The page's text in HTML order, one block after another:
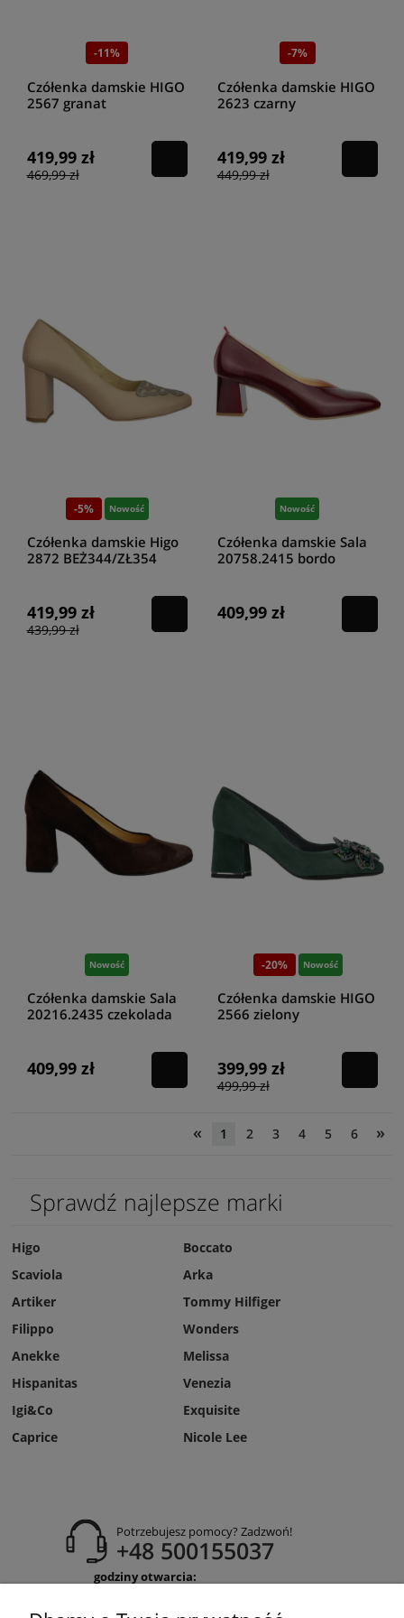
-11%
Czółenka damskie HIGO
2567 granat
419,99 zł
469,99 zł
-7%
Czółenka damskie HIGO
2623 czarny
419,99 zł
449,99 zł
-5% Nowość
Czółenka damskie Higo
2872 BEŻ344/ZŁ354
419,99 zł
439,99 zł
Nowość
Czółenka damskie Sala
20758.2415 bordo
409,99 zł
Nowość
Czółenka damskie Sala
20216.2435 czekolada
409,99 zł
-20% Nowość
Czółenka damskie HIGO
2566 zielony
399,99 zł
499,99 zł
« 1 2 3 4 5 6 »
Sprawdź najlepsze marki
Higo
Scaviola
Artiker
Filippo
Boccato
Arka
Tommy Hilfiger
Wonders
Anekke
Hispanitas
Igi&Co
Caprice
Melissa
Venezia
Exquisite
Nicole Lee
Potrzebujesz pomocy? Zadzwoń!
+48 500155037
godziny otwarcia: